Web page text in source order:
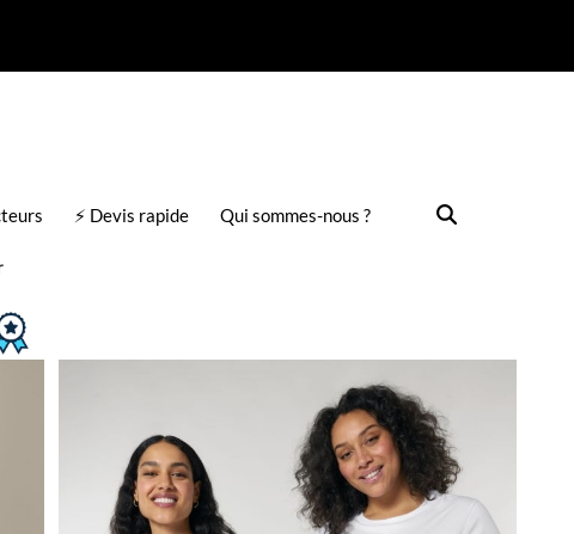
⚡ Devis rapide Qui sommes-nous ?